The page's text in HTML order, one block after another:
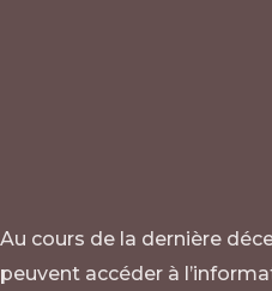
Au cours de la dernière
peuvent accéder à